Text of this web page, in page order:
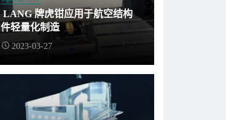
LANG 牌虎钳应用于航空结构
件轻量化制造
2023-03-27